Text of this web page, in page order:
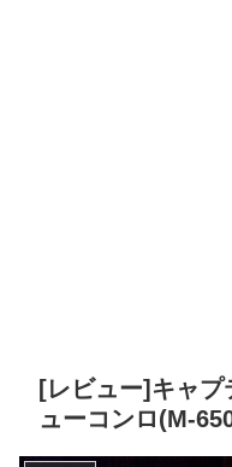
[レビュー]キャプ
ューコンロ(M-